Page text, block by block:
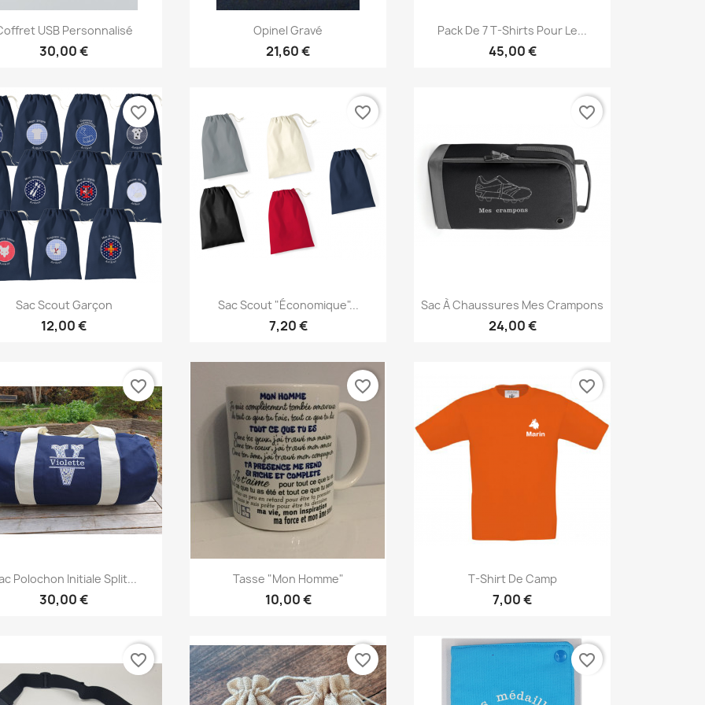
Aperçu rapide
USB Personnalisé
30,00 €
Aperçu rapide
Opinel Gravé
21,60 €
Aperçu rapide
Pack De 7 T-Shirts Pour Le...
45,00 €
Aperçu rapide
Sac Scout Garçon
12,00 €
favorite_border
Aperçu rapide
Sac Scout "économique"...
7,20 €
favorite_border
Aperçu rapide
Sac À Chaussures Mes Crampons
24,00 €
favorite_border
Aperçu rapide
Polochon Initiale Split...
30,00 €
favorite_border
Aperçu rapide
Tasse "mon Homme"
10,00 €
favorite_border
Aperçu rapide
T-Shirt De Camp
7,00 €
favorite_border
favorite_border favorite_border favorite_border